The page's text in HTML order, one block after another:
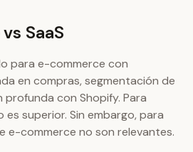
SaaS
para e-commerce con
en compras, segmentación de
con Shopify. Para
es superior. Sin embargo, para
e-commerce no son relevantes.